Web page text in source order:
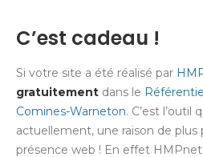
C’est cadeau !
Si votre site a été réalisé par
gratuitement dans le
Comines-Warneton. C’est l’outil
actuellement, une raison de
présence web ! En effet